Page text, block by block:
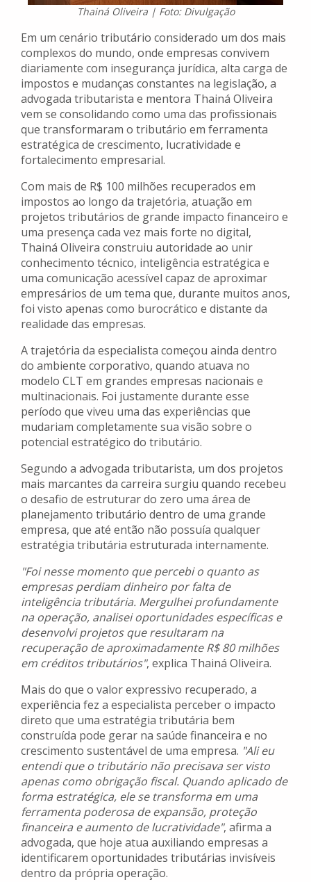
Thainá Oliveira | Foto: Divulgação
Em um cenário tributário considerado um dos mais
complexos do mundo, onde empresas convivem
diariamente com insegurança jurídica, alta carga de
impostos e mudanças constantes na legislação, a
advogada tributarista e mentora Thainá Oliveira
vem se consolidando como uma das profissionais
que transformaram o tributário em ferramenta
estratégica de crescimento, lucratividade e
fortalecimento empresarial.
Com mais de R$ 100 milhões recuperados em
impostos ao longo da trajetória, atuação em
projetos tributários de grande impacto financeiro e
uma presença cada vez mais forte no digital,
Thainá Oliveira construiu autoridade ao unir
conhecimento técnico, inteligência estratégica e
uma comunicação acessível capaz de aproximar
empresários de um tema que, durante muitos anos,
foi visto apenas como burocrático e distante da
realidade das empresas.
A trajetória da especialista começou ainda dentro
do ambiente corporativo, quando atuava no
modelo CLT em grandes empresas nacionais e
multinacionais. Foi justamente durante esse
período que viveu uma das experiências que
mudariam completamente sua visão sobre o
potencial estratégico do tributário.
Segundo a advogada tributarista, um dos projetos
mais marcantes da carreira surgiu quando recebeu
o desafio de estruturar do zero uma área de
planejamento tributário dentro de uma grande
empresa, que até então não possuía qualquer
estratégia tributária estruturada internamente.
"Foi nesse momento que percebi o quanto as
empresas perdiam dinheiro por falta de
inteligência tributária. Mergulhei profundamente
na operação, analisei oportunidades específicas e
desenvolvi projetos que resultaram na
recuperação de aproximadamente R$ 80 milhões
em créditos tributários", explica Thainá Oliveira.
Mais do que o valor expressivo recuperado, a
experiência fez a especialista perceber o impacto
direto que uma estratégia tributária bem
construída pode gerar na saúde financeira e no
crescimento sustentável de uma empresa. "Ali eu
entendi que o tributário não precisava ser visto
apenas como obrigação fiscal. Quando aplicado de
forma estratégica, ele se transforma em uma
ferramenta poderosa de expansão, proteção
financeira e aumento de lucratividade", afirma a
advogada, que hoje atua auxiliando empresas a
identificarem oportunidades tributárias invisíveis
dentro da própria operação.